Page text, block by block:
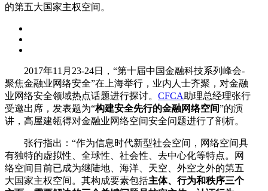
的第五大国家主权空间。
2017年11月23-24日，“第十届中国金融科技系列峰会-
聚焦金融业网络安全”在上海举行，业内人士齐聚，对金融
业网络安全领域热点话题进行探讨。 CFCA 助理总经理张行
受邀出席，发表题为“构建安全先行的金融网络空间”的演
讲，高屋建瓴得对金融业网络空间安全问题进行了剖析。
张行指出：“作为信息时代新型社会空间，网络空间具
有独特的虚拟性、全球性、社会性、去中心化等特点。网
络空间目前已成为继陆地、海洋、天空、外空之外的第五
大国家主权空间。其构成要素包括主体、行为和秩序三个